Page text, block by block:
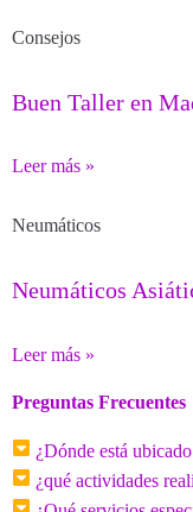
Consejos
Buen Taller en
Leer más »
Neumáticos
Neumáticos
Leer más »
Preguntas Frecuentes
¿Dónde está
¿qué actividades